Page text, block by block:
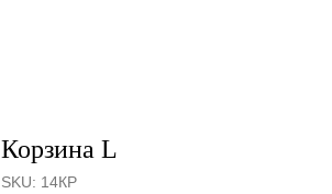
Корзина L
SKU: 14КР